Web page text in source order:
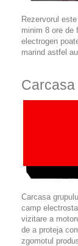
Rezervorul
minim 8 ore de
electrogen
marind astfel
Carcasa
camp
vizitare a
de a proteja
zgomotul